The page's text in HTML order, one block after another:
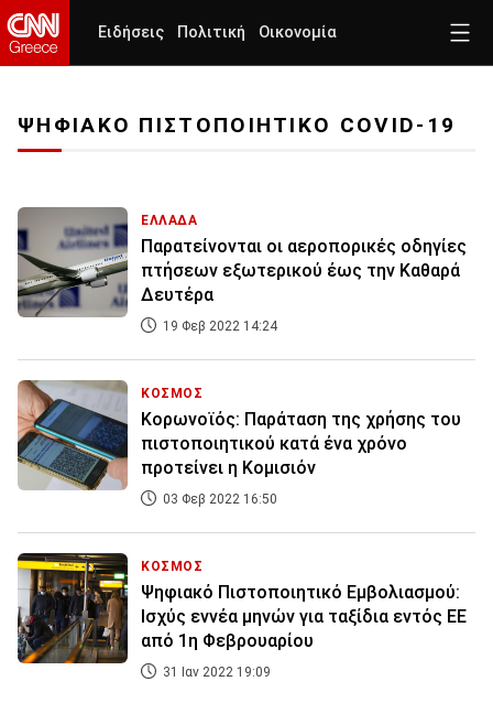
Ειδήσεις Πολιτική Οικονομία
ΨΗΦΙΑΚΟ ΠΙΣΤΟΠΟΙΗΤΙΚΟ COVID-19
ΕΛΛΑΔΑ
Παρατείνονται οι αεροπορικές οδηγίες
πτήσεων εξωτερικού έως την Καθαρά
Δευτέρα
19 Φεβ 2022 14:24
ΚΟΣΜΟΣ
Κορωνοϊός: Παράταση της χρήσης του
πιστοποιητικού κατά ένα χρόνο
προτείνει η Κομισιόν
03 Φεβ 2022 16:50
ΚΟΣΜΟΣ
Ψηφιακό Πιστοποιητικό Εμβολιασμού:
Ισχύς εννέα μηνών για ταξίδια εντός ΕΕ
από 1η Φεβρουαρίου
31 Ιαν 2022 19:09